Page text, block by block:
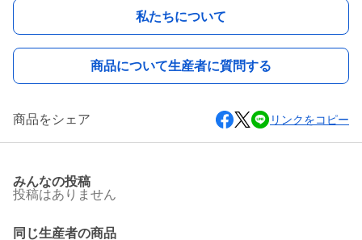
私たちについて
商品について生産者に質問する
商品をシェア リンクをコピー
みんなの投稿
投稿はありません
同じ生産者の商品